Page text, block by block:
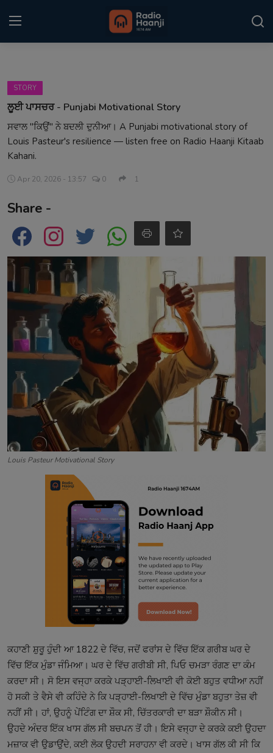
Home
Punjabi Podcast
Kitaab Kahani
Gallery
Sponsors
Matrimonial
Event
Contact
STORY
ਲੂਈ ਪਾਸਚਰ - Punjabi Motivational Story
ਸਵਾਲ "ਕਿਉਂ" ਨੇ ਬਦਲੀ ਦੁਨੀਆ। A Punjabi motivational story of
Louis Pasteur's resilience — listen free on Radio Haanji Kitaab
Kahani.
Apr 20, 2026 - 13:57 0 1
Share -
Louis Pasteur Motivational Story
ਕਹਾਣੀ ਸ਼ੁਰੂ ਹੁੰਦੀ ਆ 1822 ਦੇ ਵਿੱਚ, ਜਦੋਂ ਫਰਾਂਸ ਦੇ ਵਿੱਚ ਇੱਕ ਗਰੀਬ ਘਰ ਦੇ
ਵਿੱਚ ਇੱਕ ਮੁੰਡਾ ਜੰਮਿਆ। ਘਰ ਦੇ ਵਿੱਚ ਗਰੀਬੀ ਸੀ, ਪਿਓ ਚਮੜਾ ਰੰਗਣ ਦਾ ਕੰਮ
ਕਰਦਾ ਸੀ। ਸੋ ਇਸ ਵਜ੍ਹਾ ਕਰਕੇ ਪੜ੍ਹਾਈ-ਲਿਖਾਈ ਵੀ ਕੋਈ ਬਹੁਤ ਵਧੀਆ ਨਹੀਂ
ਹੋ ਸਕੀ ਤੇ ਵੈਸੇ ਵੀ ਕਹਿੰਦੇ ਨੇ ਕਿ ਪੜ੍ਹਾਈ-ਲਿਖਾਈ ਦੇ ਵਿੱਚ ਮੁੰਡਾ ਬਹੁਤਾ ਤੇਜ਼ ਵੀ
ਨਹੀਂ ਸੀ। ਹਾਂ, ਉਹਨੂੰ ਪੇਂਟਿੰਗ ਦਾ ਸ਼ੌਕ ਸੀ, ਚਿੱਤਰਕਾਰੀ ਦਾ ਬੜਾ ਸ਼ੌਕੀਨ ਸੀ।
ਉਹਦੇ ਅੰਦਰ ਇੱਕ ਖਾਸ ਗੱਲ ਸੀ ਬਚਪਨ ਤੋਂ ਹੀ। ਇਸੇ ਵਜ੍ਹਾ ਦੇ ਕਰਕੇ ਕਈ ਉਹਦਾ
ਮਜ਼ਾਕ ਵੀ ਉਡਾਉਂਦੇ, ਕਈ ਲੋਕ ਉਹਦੀ ਸਰਾਹਨਾ ਵੀ ਕਰਦੇ। ਖਾਸ ਗੱਲ ਕੀ ਸੀ ਕਿ